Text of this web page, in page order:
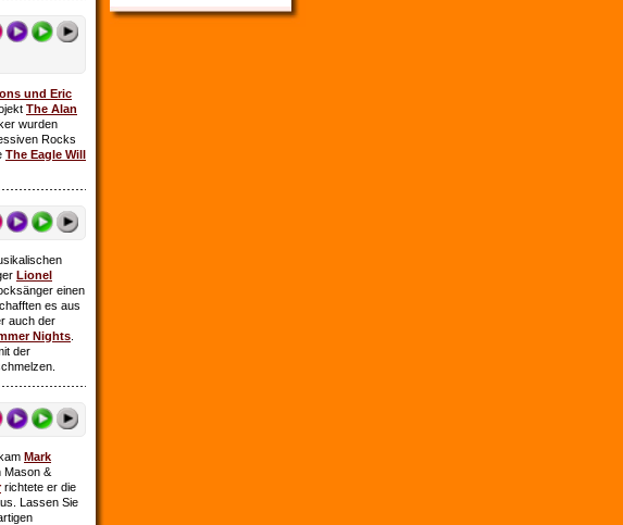
und Eric
The Alan
wurden
Rocks
The Eagle Will
Lionel
einen
es aus
auch der
Nights
der
Mark
Mason &
richtete er die
Lassen Sie